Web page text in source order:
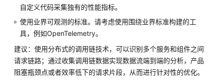
介
韧
性
支
柱
自定义代码采集独有的性能指标。
使用业界可观测的标准。请考虑使用围绕业界标准构建的工
具，例如OpenTelemetry。
建议：使用分布式的调用链技术，可以识别多个服务和组件之间
请求链路；通过收集调用链数据实现数据流端到端的分析，产品
阻塞瓶颈点或者效率低下的请求片段，从而进行针对性的优化。